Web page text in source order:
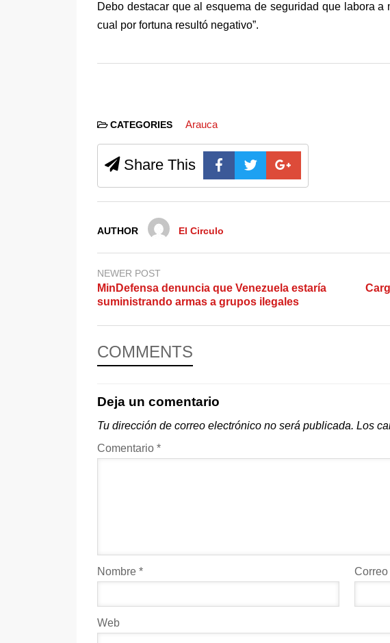
Debo destacar que al esquema de seguridad que labora a
cual por fortuna resultó negativo”.
CATEGORIES Arauca
Share This
AUTHOR El Circulo
NEWER POST
MinDefensa denuncia que Venezuela estaría
suministrando armas a grupos ilegales
COMMENTS
Deja un comentario
Tu dirección de correo electrónico no será publicada. Los
Comentario *
Nombre *
Web